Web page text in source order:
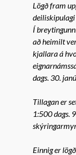
Lögð fram
Í
að heimilt
kjallara á
dags. 30.
Tillagan er
1:500 dags.
Einnig er